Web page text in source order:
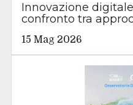
Innovazione
confronto tra
15 Mag 2026